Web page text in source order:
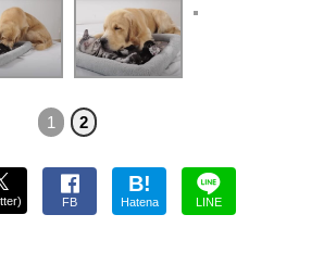
1 2
FB
B!
Hatena LINE